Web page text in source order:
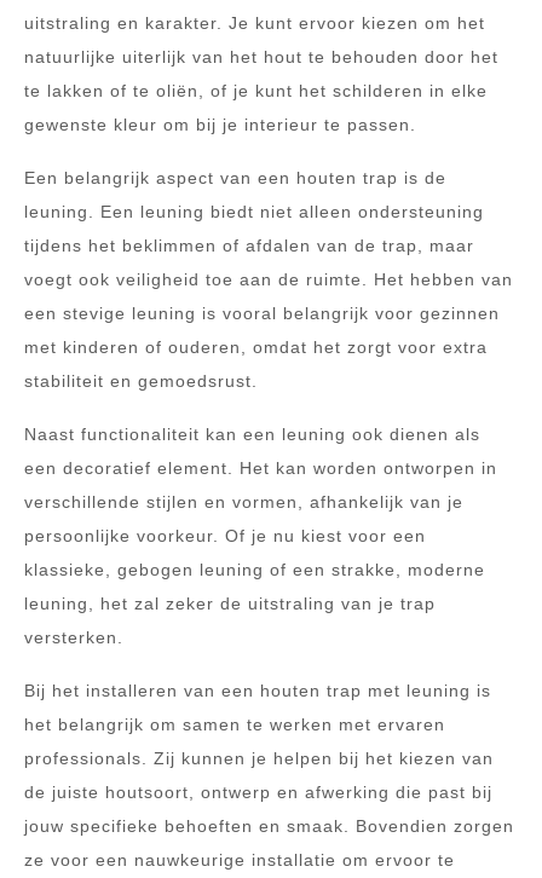
uitstraling en karakter. Je kunt ervoor kiezen om het
natuurlijke uiterlijk van het hout te behouden door het
te lakken of te oliën, of je kunt het schilderen in elke
gewenste kleur om bij je interieur te passen.
Een belangrijk aspect van een houten trap is de
leuning. Een leuning biedt niet alleen ondersteuning
tijdens het beklimmen of afdalen van de trap, maar
voegt ook veiligheid toe aan de ruimte. Het hebben van
een stevige leuning is vooral belangrijk voor gezinnen
met kinderen of ouderen, omdat het zorgt voor extra
stabiliteit en gemoedsrust.
Naast functionaliteit kan een leuning ook dienen als
een decoratief element. Het kan worden ontworpen in
verschillende stijlen en vormen, afhankelijk van je
persoonlijke voorkeur. Of je nu kiest voor een
klassieke, gebogen leuning of een strakke, moderne
leuning, het zal zeker de uitstraling van je trap
versterken.
Bij het installeren van een houten trap met leuning is
het belangrijk om samen te werken met ervaren
professionals. Zij kunnen je helpen bij het kiezen van
de juiste houtsoort, ontwerp en afwerking die past bij
jouw specifieke behoeften en smaak. Bovendien zorgen
ze voor een nauwkeurige installatie om ervoor te